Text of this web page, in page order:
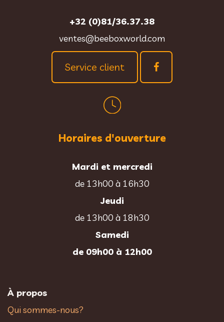
+32 (0)81/36.37.38
ventes@beeboxworld.com
Service client
Horaires d'ouverture
Mardi et mercredi
de 13h00 à 16h30
Jeudi
de 13h00 à 18h30
Samedi
de 09h00 à 12h00
À propos
Qui sommes-nous?